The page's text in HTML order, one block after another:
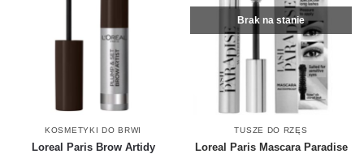
KOSMETYKI DO BRWI
Loreal Paris Brow Artidy
Brak na stanie
TUSZE DO RZĘS
Loreal Paris Mascara Paradise